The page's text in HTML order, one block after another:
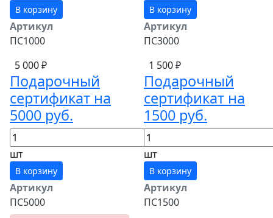
В корзину
Артикул
ПС1000
В корзину
Артикул
ПС3000
5 000 ₽
Подарочный
сертификат на
5000 руб.
шт
В корзину
Артикул
ПС5000
1 500 ₽
Подарочный
сертификат на
1500 руб.
шт
В корзину
Артикул
ПС1500